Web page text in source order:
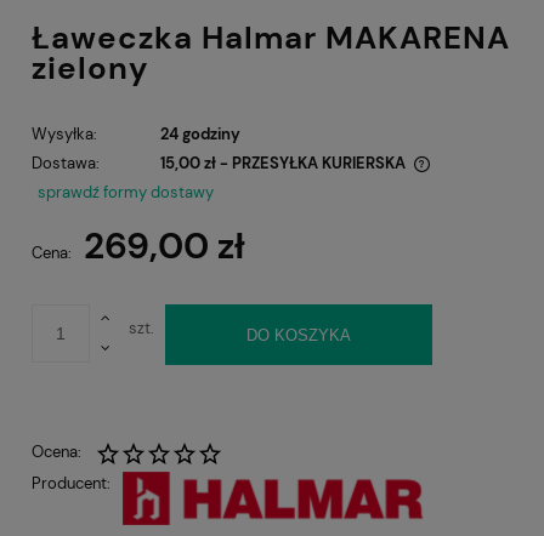
Ławeczka Halmar MAKARENA
zielony
Wysyłka:
24 godziny
Dostawa:
15,00 zł - PRZESYŁKA KURIERSKA
Cena nie zawiera ewentualnych kosztów płatności
sprawdź formy dostawy
Cena: 269,00 zł
szt. DO KOSZYKA
Ocena:
Producent: